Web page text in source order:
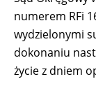
numerem RFi
wydzielonymi
dokonaniu
życie z dniem